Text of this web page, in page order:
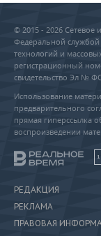
© 2015 - 2026 Сетевое
Федеральной
технологий и
регистрационный
свидетельство Эл №
Использование
предварительного
прямая гиперссылка
воспроизведении
РЕДАКЦИЯ
РЕКЛАМА
ПРАВОВАЯ